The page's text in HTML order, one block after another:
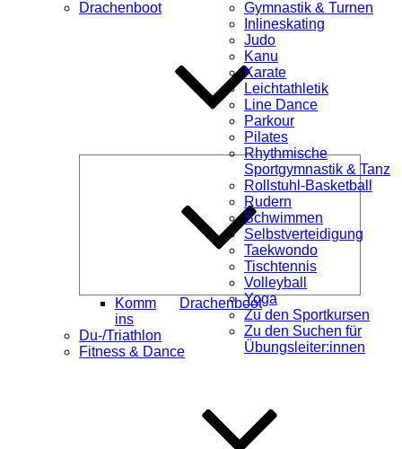
Drachenboot
öffnen
Komm
ins
Drachenboot
Du-/Triathlon
Fitness & Dance
Gymnastik & Turnen
Inlineskating
Judo
Kanu
Karate
Leichtathletik
Line Dance
Parkour
Pilates
Rhythmische
Sportgymnastik & Tanz
Rollstuhl-Basketball
Rudern
Schwimmen
Selbstverteidigung
Taekwondo
Tischtennis
Volleyball
Yoga
Zu den Sportkursen
Zu den Suchen für
Übungsleiter:innen